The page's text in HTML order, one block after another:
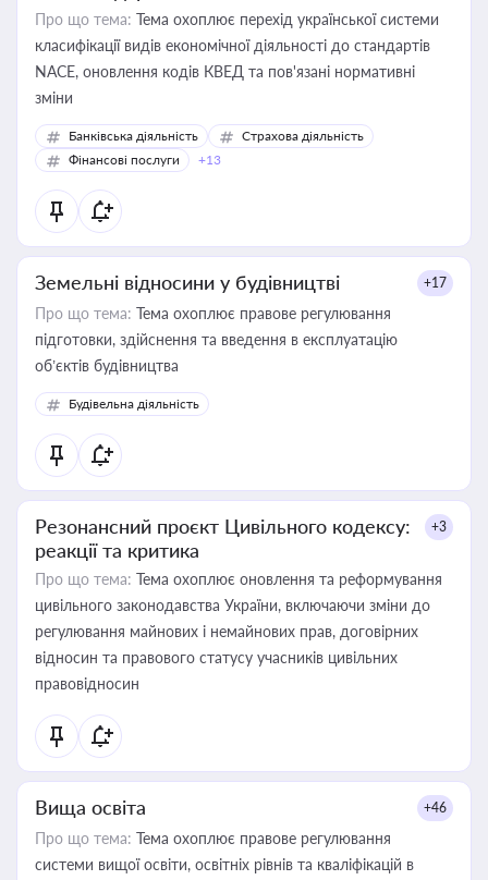
Про що тема: Тема охоплює перехід української системи
класифікації видів економічної діяльності до стандартів
NACE, оновлення кодів КВЕД та пов'язані нормативні
зміни
Банківська діяльність
Страхова діяльність
Фінансові послуги
+13
Земельні відносини у будівництві +17
Про що тема: Тема охоплює правове регулювання
підготовки, здійснення та введення в експлуатацію
об’єктів будівництва
Будівельна діяльність
Резонансний проєкт Цивільного кодексу:
реакції та критика
+3
Про що тема: Тема охоплює оновлення та реформування
цивільного законодавства України, включаючи зміни до
регулювання майнових і немайнових прав, договірних
відносин та правового статусу учасників цивільних
правовідносин
Вища освіта +46
Про що тема: Тема охоплює правове регулювання
системи вищої освіти, освітніх рівнів та кваліфікацій в